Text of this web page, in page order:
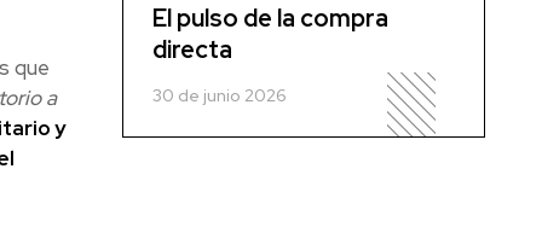
que
a
y
El pulso de la compra
directa
30 de junio 2026